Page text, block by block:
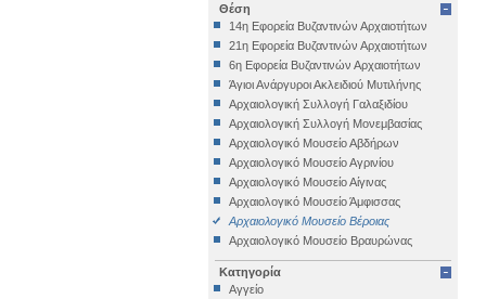
Θέση
14η Εφορεία Βυζαντινών Αρχαιοτήτων
21η Εφορεία Βυζαντινών Αρχαιοτήτων
6η Εφορεία Βυζαντινών Αρχαιοτήτων
Άγιοι Ανάργυροι Ακλειδιού Μυτιλήνης
Αρχαιολογική Συλλογή Γαλαξιδίου
Αρχαιολογική Συλλογή Μονεμβασίας
Αρχαιολογικό Μουσείο Αβδήρων
Αρχαιολογικό Μουσείο Αγρινίου
Αρχαιολογικό Μουσείο Αίγινας
Αρχαιολογικό Μουσείο Άμφισσας
Αρχαιολογικό Μουσείο Βέροιας
Αρχαιολογικό Μουσείο Βραυρώνας
Αρχαιολογικό Μουσείο Δελφών
Αρχαιολογικό Μουσείο Ηγουμενίτσας
Κατηγορία
Αγγείο